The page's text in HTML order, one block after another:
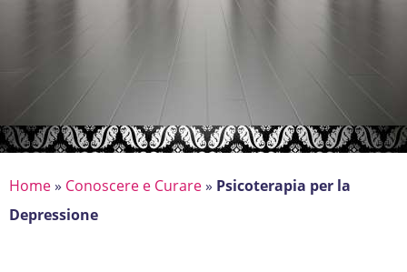
Home» Conoscere e Curare» Psicoterapia per la
Depressione